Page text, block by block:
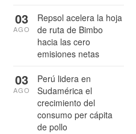
Repsol acelera la hoja
de ruta de Bimbo
hacia las cero
emisiones netas
03
AGO
Perú lidera en
Sudamérica el
crecimiento del
consumo per cápita
de pollo
03
AGO